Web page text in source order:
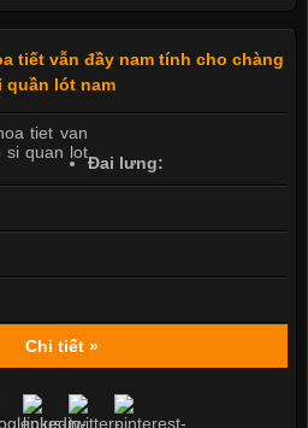
tiết vẫn đầy nam tính cho chàng
quần lót nam
Đai lưng:
Chi tiết »